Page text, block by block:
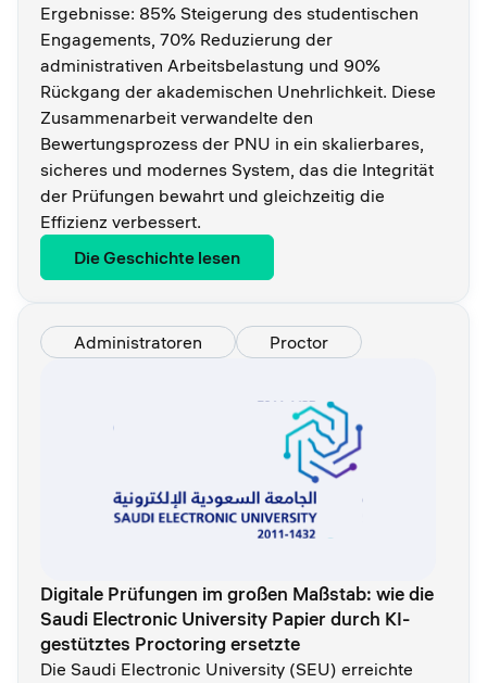
Ergebnisse: 85% Steigerung des studentischen
Engagements, 70% Reduzierung der
administrativen Arbeitsbelastung und 90%
Rückgang der akademischen Unehrlichkeit. Diese
Zusammenarbeit verwandelte den
Bewertungsprozess der PNU in ein skalierbares,
sicheres und modernes System, das die Integrität
der Prüfungen bewahrt und gleichzeitig die
Effizienz verbessert.
Die Geschichte lesen
Administratoren Proctor
Digitale Prüfungen im großen Maßstab: wie die
Saudi Electronic University Papier durch KI-
gestütztes Proctoring ersetzte
Die Saudi Electronic University (SEU) erreichte